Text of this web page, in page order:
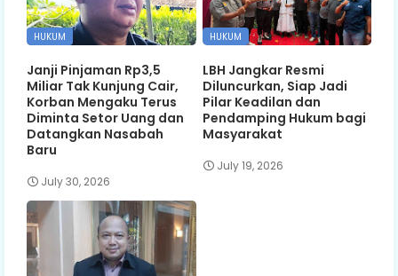
HUKUM
Janji Pinjaman Rp3,5
Miliar Tak Kunjung Cair,
Korban Mengaku Terus
Diminta Setor Uang dan
Datangkan Nasabah
Baru
July 30, 2026
HUKUM
LBH Jangkar Resmi
Diluncurkan, Siap Jadi
Pilar Keadilan dan
Pendamping Hukum bagi
Masyarakat
July 19, 2026